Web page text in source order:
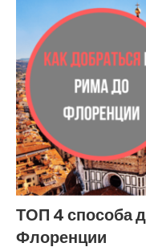
ТОП 4 способа
Флоренции